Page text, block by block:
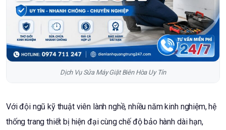
Dịch Vụ Sửa Máy Giặt Biên Hòa Uy Tín
Với đội ngũ kỹ thuật viên lành nghề, nhiều năm kinh nghiệm, hệ
thống trang thiết bị hiện đại cùng chế độ bảo hành dài hạn,